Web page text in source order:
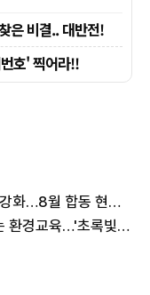
전남광주특별시, 친환경 벼 안전관리 강화…8월 합동 현장점검
무안군청소년수련관, 체험으로 배우는 환경교육…'초록빛 여름' 마무리